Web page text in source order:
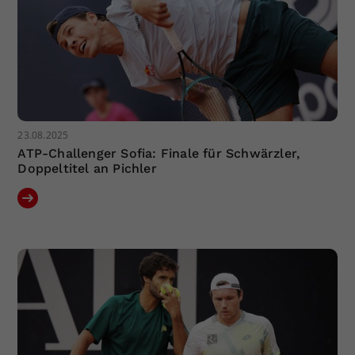
23.08.2025
ATP-Challenger Sofia: Finale für Schwärzler,
Doppeltitel an Pichler